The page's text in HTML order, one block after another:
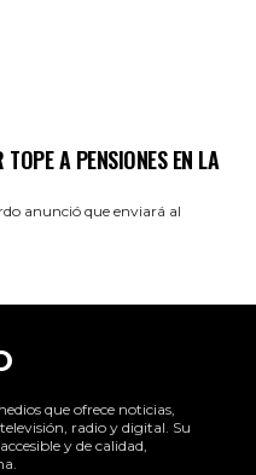
A PENSIONES EN LA
anunció que enviará al
que ofrece noticias,
radio y digital. Su
y de calidad,